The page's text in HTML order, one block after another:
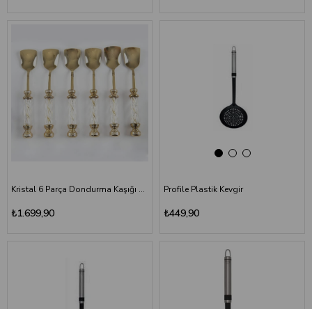
Kristal 6 Parça Dondurma Kaşığı Altın Titanyum
₺1.699,90
Profile Plastik Kevgir
₺449,90